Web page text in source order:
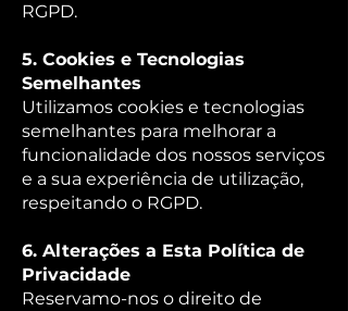
RGPD.
5. Cookies e Tecnologias
Semelhantes
Utilizamos cookies e tecnologias
semelhantes para melhorar a
funcionalidade dos nossos serviços
e a sua experiência de utilização,
respeitando o RGPD.
6. Alterações a Esta Política de
Privacidade
Reservamo-nos o direito de